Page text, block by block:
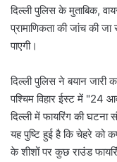
दिल्ली पुलिस के मुताबिक,
प्रामाणिकता की जांच की जा
पाएगी।
दिल्ली पुलिस ने बयान
पश्चिम विहार ईस्ट में "24
दिल्ली में फायरिंग की घटना
यह पुष्टि हुई है कि चेहरे को
के शीशों पर कुछ राउंड